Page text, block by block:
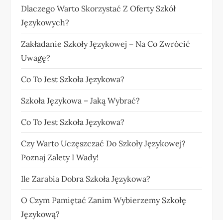
Dlaczego Warto Skorzystać Z Oferty Szkół
Językowych?
Zakładanie Szkoły Językowej – Na Co Zwrócić
Uwagę?
Co To Jest Szkoła Językowa?
Szkoła Językowa – Jaką Wybrać?
Co To Jest Szkoła Językowa?
Czy Warto Uczęszczać Do Szkoły Językowej?
Poznaj Zalety I Wady!
Ile Zarabia Dobra Szkoła Językowa?
O Czym Pamiętać Zanim Wybierzemy Szkołę
Językową?